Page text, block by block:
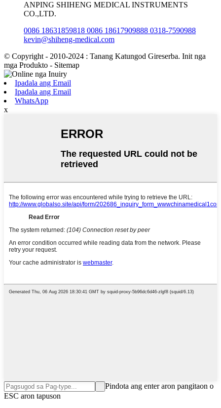
ANPING SHIHENG MEDICAL INSTRUMENTS
CO.,LTD.
0086 18631859818 0086 18617909888 0318-7590988
kevin@shiheng-medical.com
© Copyright - 2010-2024 : Tanang Katungod Gireserba. Init nga
mga Produkto - Sitemap
Ipadala ang Email
Ipadala ang Email
WhatsApp
x
Pindota ang enter aron pangitaon o
ESC aron tapuson